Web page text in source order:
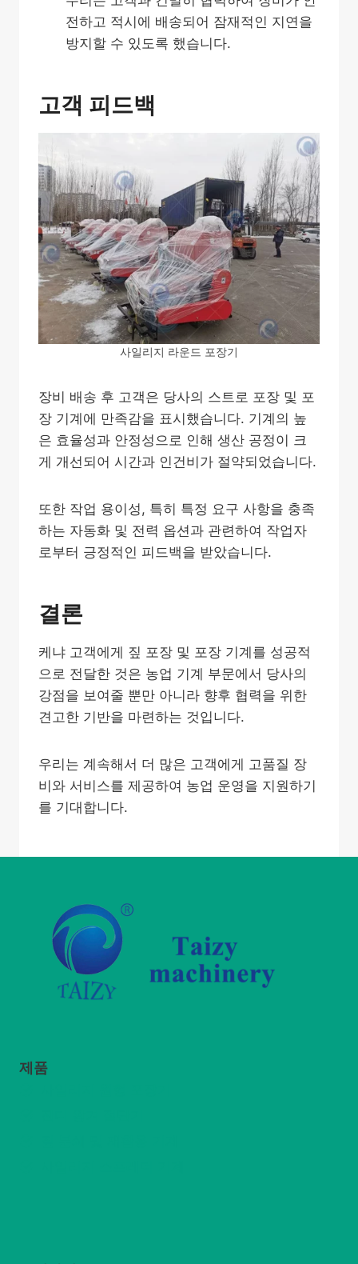
전하고 적시에 배송되어 잠재적인 지연을
방지할 수 있도록 했습니다.
고객 피드백
사일리지 라운드 포장기
장비 배송 후 고객은 당사의 스트로 포장 및 포
장 기계에 만족감을 표시했습니다. 기계의 높
은 효율성과 안정성으로 인해 생산 공정이 크
게 개선되어 시간과 인건비가 절약되었습니다.
또한 작업 용이성, 특히 특정 요구 사항을 충족
하는 자동화 및 전력 옵션과 관련하여 작업자
로부터 긍정적인 피드백을 받았습니다.
결론
케냐 고객에게 짚 포장 및 포장 기계를 성공적
으로 전달한 것은 농업 기계 부문에서 당사의
강점을 보여줄 뿐만 아니라 향후 협력을 위한
견고한 기반을 마련하는 것입니다.
우리는 계속해서 더 많은 고객에게 고품질 장
비와 서비스를 제공하여 농업 운영을 지원하기
를 기대합니다.
제품